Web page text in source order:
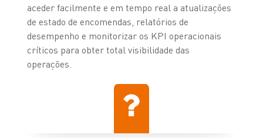
aceder facilmente e em tempo real a atualizações
de estado de encomendas, relatórios de
desempenho e monitorizar os KPI operacionais
críticos para obter total visibilidade das
operações.